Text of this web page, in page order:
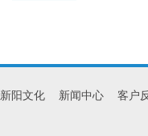
新阳文化 新闻中心 客户